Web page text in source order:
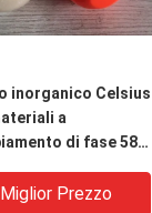
inorganico Celsius
a
di fase 58
Miglior Prezzo